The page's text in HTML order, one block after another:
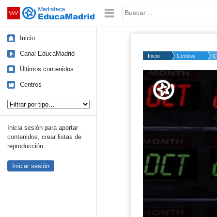
Saltar navegación Palabra o frase:
Inicio
Canal EducaMadrid
Últimos contenidos
Centros
Inicia sesión para aportar
contenidos, crear listas de
reproducción...
Iniciar sesión
Inicio Centros
Volume
50%